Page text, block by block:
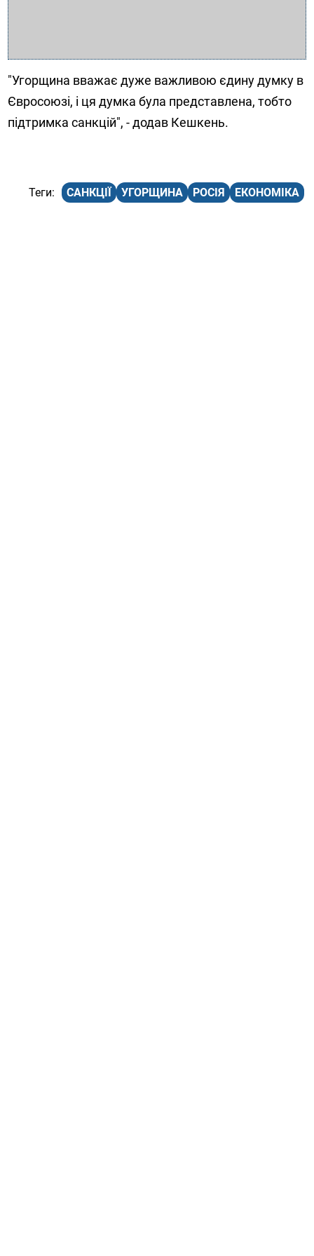
"Угорщина вважає дуже важливою єдину думку в
Євросоюзі, і ця думка була представлена, тобто
підтримка санкцій", - додав Кешкень.
САНКЦІЇ УГОРЩИНА РОСІЯ ЕКОНОМІКА